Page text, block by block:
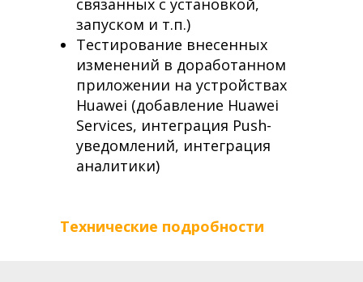
связанных с установкой,
запуском и т.п.)
Тестирование внесенных
изменений в доработанном
приложении на устройствах
Huawei (добавление Huawei
Services, интеграция Push-
уведомлений, интеграция
аналитики)
Технические подробности